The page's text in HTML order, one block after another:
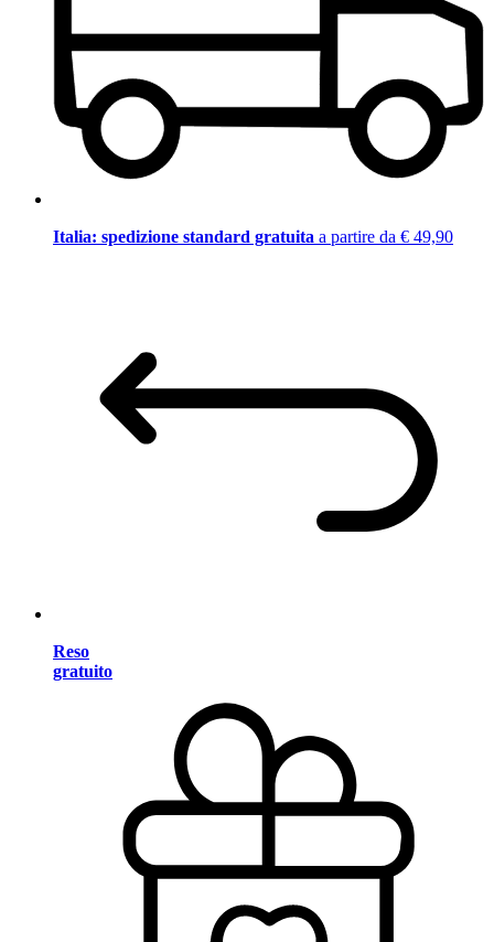
Italia: spedizione standard gratuita a partire da € 49,90
Reso
gratuito